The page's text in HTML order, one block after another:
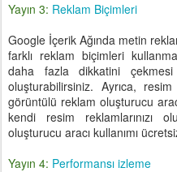
Yayın 3: Reklam Biçimleri
Google İçerik Ağında metin
farklı reklam biçimleri
daha fazla dikkatini
oluşturabilirsiniz. Ayrıca,
görüntülü reklam oluşturucu
kendi resim reklamlarınızı
oluşturucu aracı kullanımı
Yayın 4: Performansı izleme